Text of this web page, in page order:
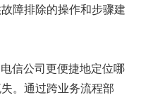
障排除的操作和步骤建
信公司更便捷地定位哪
。通过跨业务流程部